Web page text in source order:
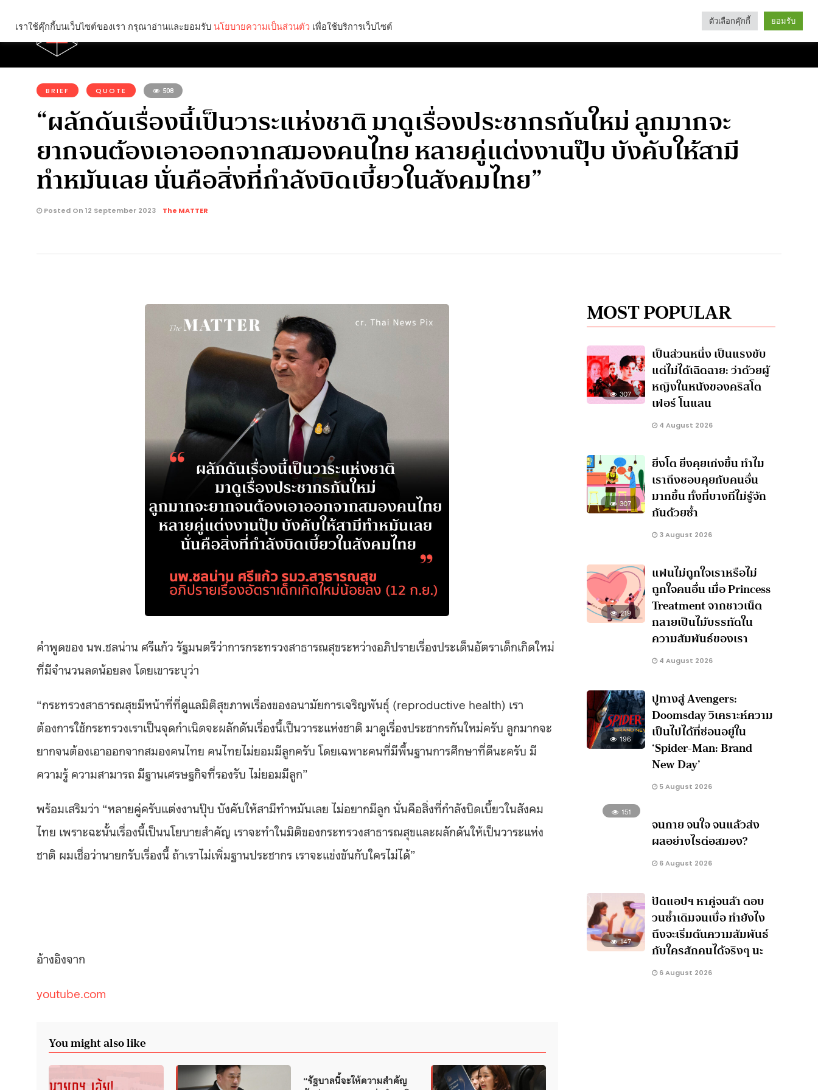
Categories
คุณกำลังอ่าน:
BRIEF QUOTE 508
“ผลักดันเรื่องนี้เป็นวาระแห่งชาติ มาดูเรื่องประชากรกันใหม่ ลูกมากจะ
ยากจนต้องเอาออกจากสมองคนไทย หลายคู่แต่งงานปุ๊บ บังคับให้สามี
ทำหมันเลย นั่นคือสิ่งที่กำลังบิดเบี้ยวในสังคมไทย”
Posted On 12 September 2023 The MATTER
คำพูดของ นพ.ชลน่าน ศรีแก้ว รัฐมนตรีว่าการกระทรวงสาธารณสุขระหว่างอภิปรายเรื่องประเด็นอัตราเด็กเกิดใหม่
ที่มีจำนวนลดน้อยลง โดยเขาระบุว่า
“กระทรวงสาธารณสุขมีหน้าที่ที่ดูแลมิติสุขภาพเรื่องของอนามัยการเจริญพันธุ์ (reproductive health) เรา
ต้องการใช้กระทรวงเราเป็นจุดกำเนิดจะผลักดันเรื่องนี้เป็นวาระแห่งชาติ มาดูเรื่องประชากรกันใหม่ครับ ลูกมากจะ
ยากจนต้องเอาออกจากสมองคนไทย คนไทยไม่ยอมมีลูกครับ โดยเฉพาะคนที่มีพื้นฐานการศึกษาที่ดีนะครับ มี
ความรู้ ความสามารถ มีฐานเศรษฐกิจที่รองรับ ไม่ยอมมีลูก”
พร้อมเสริมว่า “หลายคู่ครับแต่งงานปุ๊บ บังคับให้สามีทำหมันเลย ไม่อยากมีลูก นั่นคือสิ่งที่กำลังบิดเบี้ยวในสังคม
ไทย เพราะฉะนั้นเรื่องนี้เป็นนโยบายสำคัญ เราจะทำในมิติของกระทรวงสาธารณสุขและผลักดันให้เป็นวาระแห่ง
ชาติ ผมเชื่อว่านายกรับเรื่องนี้ ถ้าเราไม่เพิ่มฐานประชากร เราจะแข่งขันกับใครไม่ได้”
อ้างอิงจาก
youtube.com
You might also like
“รัฐบาลนี้จะให้ความสำคัญ
MOST POPULAR
307
เป็นส่วนหนึ่ง เป็นแรงขับ
แต่ไม่ได้เฉิดฉาย: ว่าด้วยผู้
หญิงในหนังของคริสโต
เฟอร์ โนแลน
4 August 2026
307
ยิ่งโต ยิ่งคุยเก่งขึ้น ทำไม
เราถึงชอบคุยกับคนอื่น
มากขึ้น ทั้งที่บางทีไม่รู้จัก
กันด้วยซ้ำ
3 August 2026
219
แฟนไม่ถูกใจเราหรือไม่
ถูกใจคนอื่น เมื่อ Princess
Treatment จากชาวเน็ต
กลายเป็นไม้บรรทัดใน
ความสัมพันธ์ของเรา
4 August 2026
196
ปูทางสู่ Avengers:
Doomsday วิเคราะห์ความ
เป็นไปได้ที่ซ่อนอยู่ใน
‘Spider-Man: Brand
New Day’
5 August 2026
151
จนกาย จนใจ จนแล้วส่ง
ผลอย่างไรต่อสมอง?
6 August 2026
147
ปัดแอปฯ หาคู่จนล้า ตอบ
วนซ้ำเดิมจนเบื่อ ทำยังไง
ถึงจะเริ่มต้นความสัมพันธ์
กับใครสักคนได้จริงๆ นะ
6 August 2026
เราใช้คุ๊กกี้บนเว็บไซต์ของเรา กรุณาอ่านและยอมรับ นโยบายความเป็นส่วนตัว เพื่อใช้บริการเว็บไซต์ ตัวเลือกคุ๊กกี้ ยอมรับ